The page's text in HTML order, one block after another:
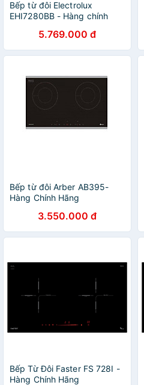
Bếp từ đôi Electrolux
EHI7280BB - Hàng chính
5.769.000 đ
Bếp từ đôi Arber AB395-
Hàng Chính Hãng
3.550.000 đ
Bếp Từ Đôi Faster FS 728I -
Hàng Chính Hãng